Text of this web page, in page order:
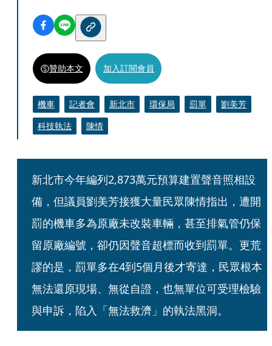
贊助本文 加入訂閱會員
機車 記者會 新北市 環保局 罰單
劉美芳
科技執法
陳情
新北市今年編列2,873萬元預算建置聲音照相設
備，但議員劉美芳接獲大量民眾陳情指出，遭開
罰的機車多為原廠未改裝車輛，甚至排氣管仍保
留原廠編號，卻仍因聲音超標而收到罰單。更荒
謬的是，罰單多在4到5個月後才寄達，民眾根本
無法還原現場、無從自證，也無單位可受理檢驗
與申訴，陷入「無法救濟」的執法黑洞。